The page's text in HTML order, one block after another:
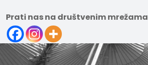
Prati nas na društvenim mrežama